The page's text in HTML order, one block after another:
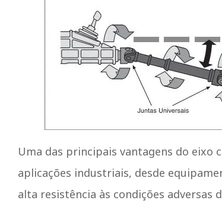
Uma das principais vantagens do eixo
aplicações industriais, desde
alta resistência às condições